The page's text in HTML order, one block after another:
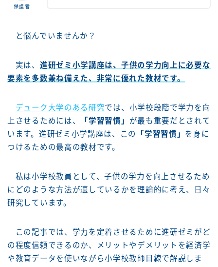
保護者
と悩んでいませんか？
実は、 進研ゼミ小学講座は、子供の学力向上に必要な
要素を多数兼ね備えた、非常に優れた教材です。
デューク大学のある研究では、小学校段階で学力を向
上させるためには、
「学習習慣」 が最も重要だとされて
います。進研ゼミ小学講座は、この
「学習習慣」 を身に
つけるための最高の教材です。
私は小学校教員として、子供の学力を向上させるため
にどのような方法が適しているかを理論的に考え、日々
研究しています。
この記事では、学力を定着させるために進研ゼミがど
の程度信頼できるのか、メリットやデメリットを経済学
や教育データを使いながら小学校教師目線で解説しま